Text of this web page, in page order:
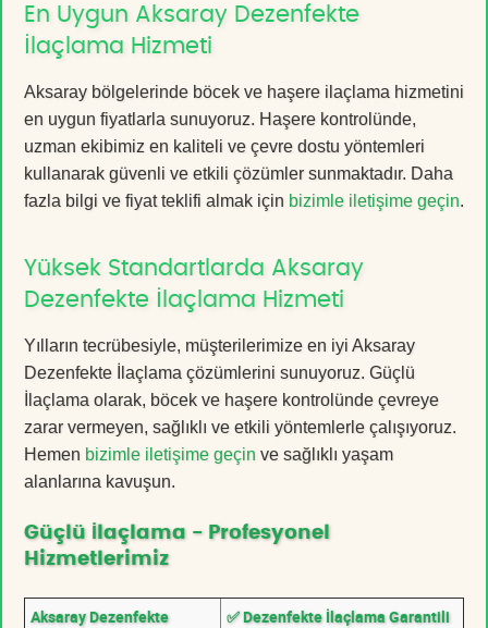
En Uygun Aksaray Dezenfekte
İlaçlama Hizmeti
Aksaray bölgelerinde böcek ve haşere ilaçlama hizmetini
en uygun fiyatlarla sunuyoruz. Haşere kontrolünde,
uzman ekibimiz en kaliteli ve çevre dostu yöntemleri
kullanarak güvenli ve etkili çözümler sunmaktadır. Daha
fazla bilgi ve fiyat teklifi almak için bizimle iletişime geçin.
Yüksek Standartlarda Aksaray
Dezenfekte İlaçlama Hizmeti
Yılların tecrübesiyle, müşterilerimize en iyi Aksaray
Dezenfekte İlaçlama çözümlerini sunuyoruz. Güçlü
İlaçlama olarak, böcek ve haşere kontrolünde çevreye
zarar vermeyen, sağlıklı ve etkili yöntemlerle çalışıyoruz.
Hemen bizimle iletişime geçin ve sağlıklı yaşam
alanlarına kavuşun.
Güçlü İlaçlama - Profesyonel
Hizmetlerimiz
Aksaray Dezenfekte
✅ Dezenfekte İlaçlama Garantili